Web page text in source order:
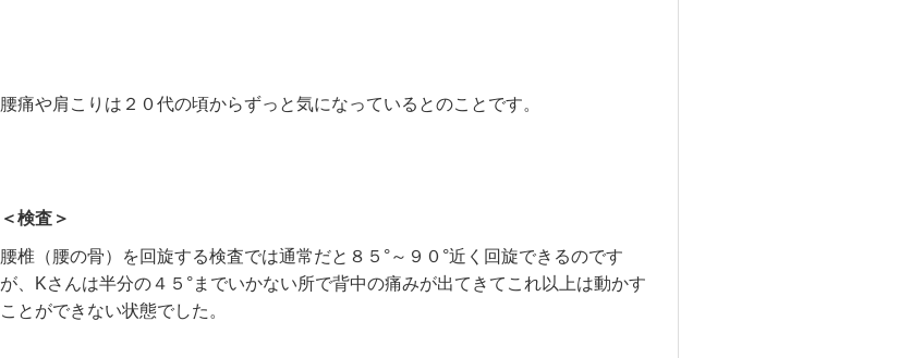
腰痛や肩こりは２０代の頃からずっと気になっているとのことです。
＜検査＞
腰椎（腰の骨）を回旋する検査では通常だと８５°～９０°近く回旋できるのです
が、Kさんは半分の４５°までいかない所で背中の痛みが出てきてこれ以上は動かす
ことができない状態でした。